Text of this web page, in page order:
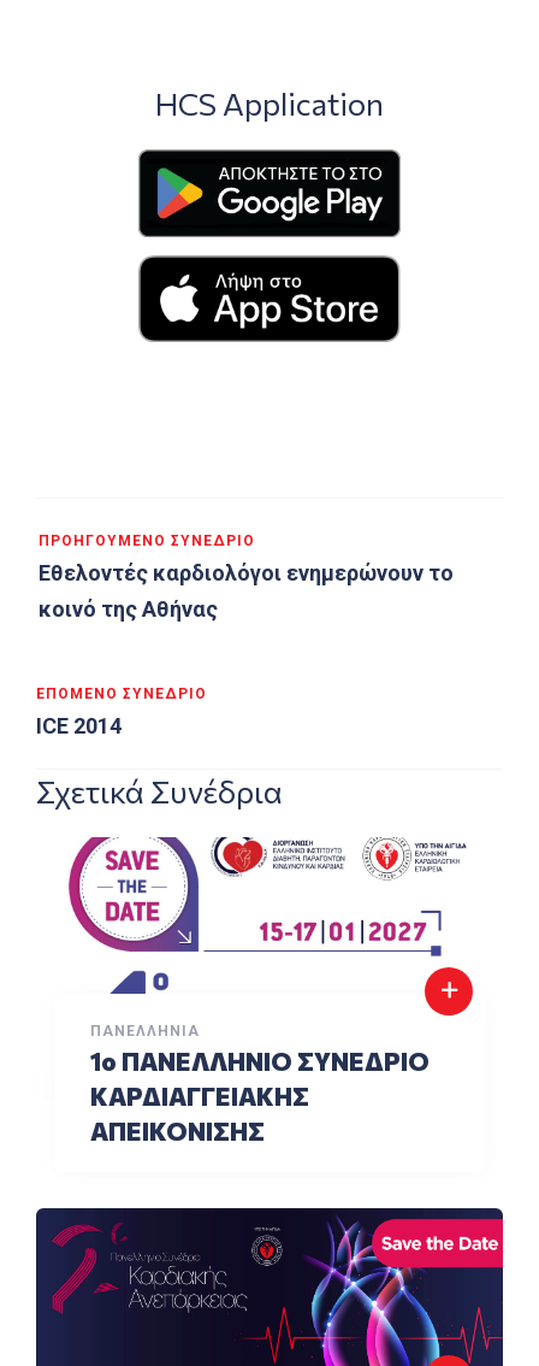
HCS Application
άρθρων
ΠΡΟΗΓΟΎΜΕΝΟ ΣΥΝΈΔΡΙΟ
Εθελοντές καρδιολόγοι ενημερώνουν το
κοινό της Αθήνας
ΕΠΌΜΕΝΟ ΣΥΝΈΔΡΙΟ
ICE 2014
Σχετικά Συνέδρια
ΠΑΝΕΛΛΉΝΙΑ
1o ΠΑΝΕΛΛΗΝΙΟ ΣΥΝΕΔΡΙΟ
ΚΑΡΔΙΑΓΓΕΙΑΚΗΣ
ΑΠΕΙΚΟΝΙΣΗΣ